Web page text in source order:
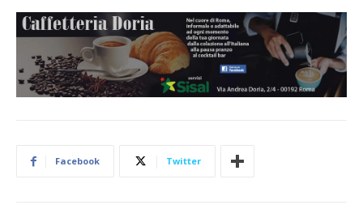
Facebook Twitter